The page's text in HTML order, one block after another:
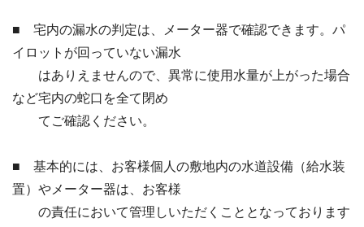
■ 宅内の漏水の判定は、メーター器で確認できます。パ
イロットが回っていない漏水
はありえませんので、異常に使用水量が上がった場合
など宅内の蛇口を全て閉め
てご確認ください。
■ 基本的には、お客様個人の敷地内の水道設備（給水装
置）やメーター器は、お客様
の責任において管理しいただくこととなっております